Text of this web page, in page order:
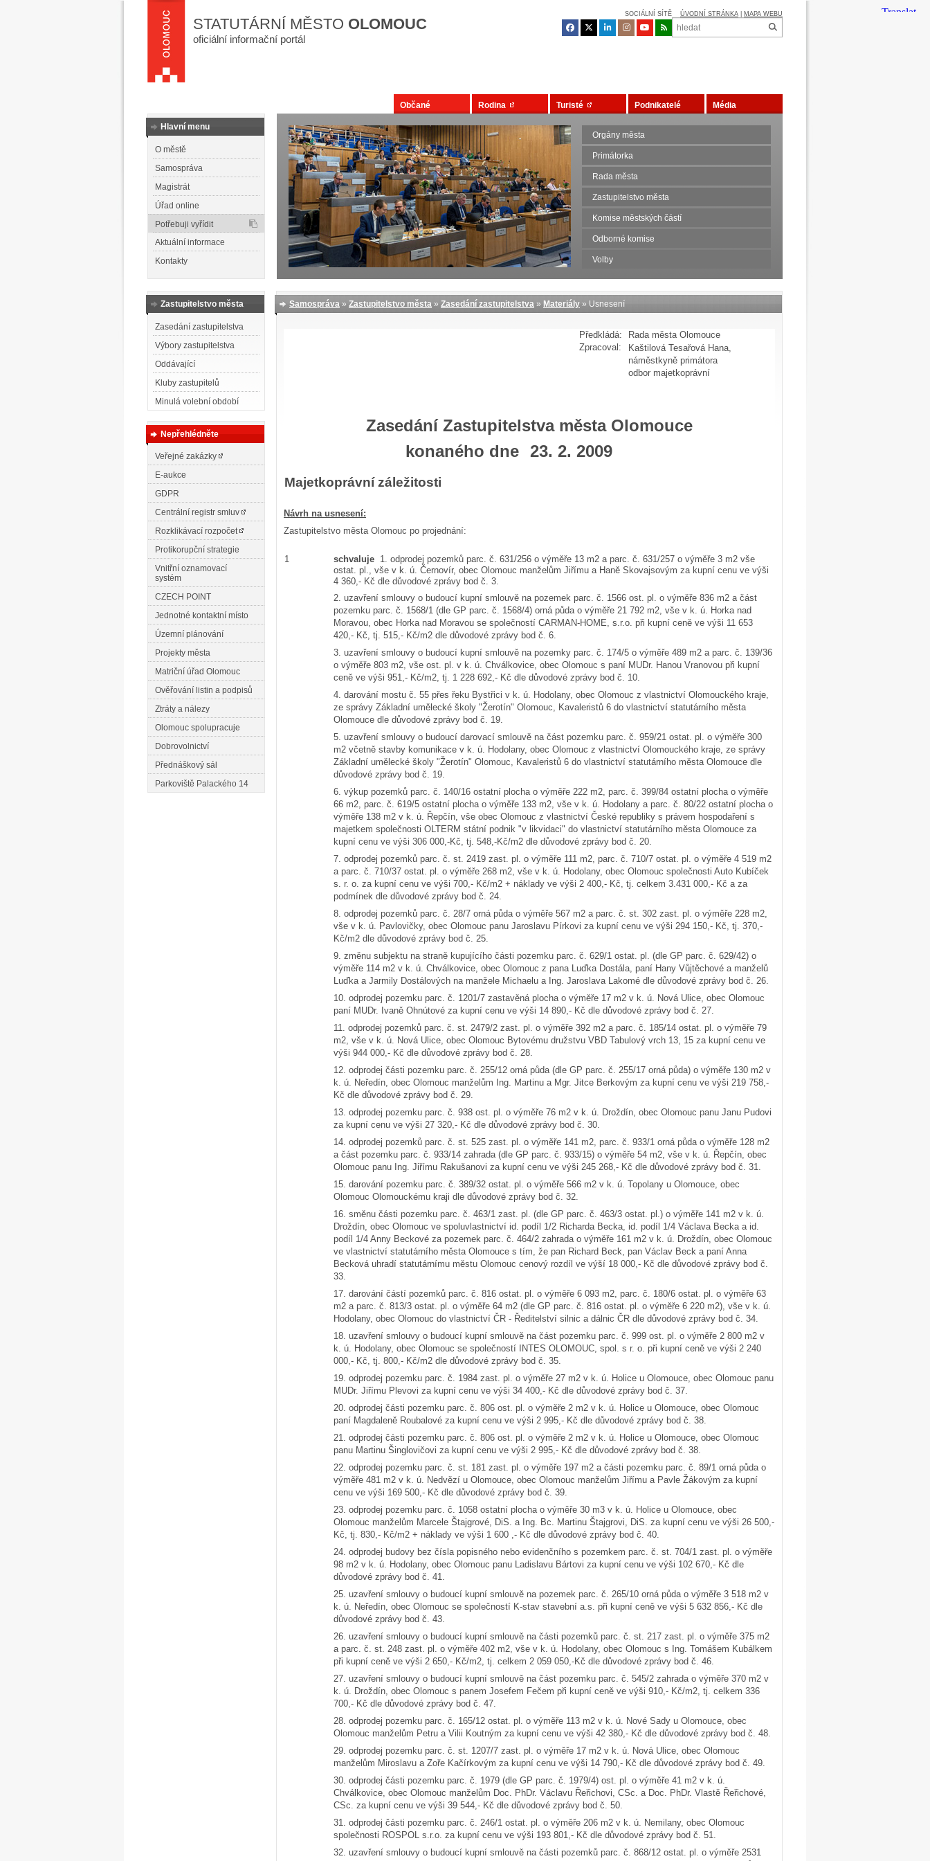
STATUTÁRNÍ MĚSTO OLOMOUC
oficiální informační portál
SOCIÁLNÍ SÍTĚ ÚVODNÍ STRÁNKA MAPA WEBU
Hlavní menu
O městě
Samospráva
Magistrát
Úřad online
Potřebuji vyřídit
Aktuální informace
Kontakty
Občané Rodina Turisté Podnikatelé Média
Orgány města
Primátorka
Rada města
Zastupitelstvo města
Komise městských částí
Odborné komise
Volby
Zastupitelstvo města
Zasedání zastupitelstva
Výbory zastupitelstva
Oddávající
Kluby zastupitelů
Minulá volební období
Nepřehlédněte
Veřejné zakázky
E-aukce
GDPR
Centrální registr smluv
Rozklikávací rozpočet
Protikorupční strategie
Vnitřní oznamovací
systém
CZECH POINT
Jednotné kontaktní místo
Územní plánování
Projekty města
Matriční úřad Olomouc
Ověřování listin a podpisů
Ztráty a nálezy
Olomouc spolupracuje
Dobrovolnictví
Přednáškový sál
Parkoviště Palackého 14
Samospráva » Zastupitelstvo města » Zasedání zastupitelstva » Materiály » Usnesení
Předkládá:
Rada města Olomouce
Zpracoval:
Kaštilová Tesařová Hana,
náměstkyně primátora
odbor majetkoprávní
Zasedání Zastupitelstva města Olomouce
konaného dne 23. 2. 2009
Majetkoprávní záležitosti
Návrh na usnesení:
Zastupitelstvo města Olomouc po projednání:
1 schvaluje 1. odprodej pozemků parc. č. 631/256 o výměře 13 m2 a parc. č. 631/257 o výměře 3 m2 vše
ostat. pl., vše v k. ú. Černovír, obec Olomouc manželům Jiřímu a Haně Skovajsovým za kupní cenu ve výši
4 360,- Kč dle důvodové zprávy bod č. 3.
2. uzavření smlouvy o budoucí kupní smlouvě na pozemek parc. č. 1566 ost. pl. o výměře 836 m2 a část
pozemku parc. č. 1568/1 (dle GP parc. č. 1568/4) orná půda o výměře 21 792 m2, vše v k. ú. Horka nad
Moravou, obec Horka nad Moravou se společností CARMAN-HOME, s.r.o. při kupní ceně ve výši 11 653
420,- Kč, tj. 515,- Kč/m2 dle důvodové zprávy bod č. 6.
3. uzavření smlouvy o budoucí kupní smlouvě na pozemky parc. č. 174/5 o výměře 489 m2 a parc. č. 139/36
o výměře 803 m2, vše ost. pl. v k. ú. Chválkovice, obec Olomouc s paní MUDr. Hanou Vranovou při kupní
ceně ve výši 951,- Kč/m2, tj. 1 228 692,- Kč dle důvodové zprávy bod č. 10.
4. darování mostu č. 55 přes řeku Bystřici v k. ú. Hodolany, obec Olomouc z vlastnictví Olomouckého kraje,
ze správy Základní umělecké školy "Žerotín" Olomouc, Kavaleristů 6 do vlastnictví statutárního města
Olomouce dle důvodové zprávy bod č. 19.
5. uzavření smlouvy o budoucí darovací smlouvě na část pozemku parc. č. 959/21 ostat. pl. o výměře 300
m2 včetně stavby komunikace v k. ú. Hodolany, obec Olomouc z vlastnictví Olomouckého kraje, ze správy
Základní umělecké školy "Žerotín" Olomouc, Kavaleristů 6 do vlastnictví statutárního města Olomouce dle
důvodové zprávy bod č. 19.
6. výkup pozemků parc. č. 140/16 ostatní plocha o výměře 222 m2, parc. č. 399/84 ostatní plocha o výměře
66 m2, parc. č. 619/5 ostatní plocha o výměře 133 m2, vše v k. ú. Hodolany a parc. č. 80/22 ostatní plocha o
výměře 138 m2 v k. ú. Řepčín, vše obec Olomouc z vlastnictví České republiky s právem hospodaření s
majetkem společnosti OLTERM státní podnik "v likvidaci" do vlastnictví statutárního města Olomouce za
kupní cenu ve výši 306 000,-Kč, tj. 548,-Kč/m2 dle důvodové zprávy bod č. 20.
7. odprodej pozemků parc. č. st. 2419 zast. pl. o výměře 111 m2, parc. č. 710/7 ostat. pl. o výměře 4 519 m2
a parc. č. 710/37 ostat. pl. o výměře 268 m2, vše v k. ú. Hodolany, obec Olomouc společnosti Auto Kubíček
s. r. o. za kupní cenu ve výši 700,- Kč/m2 + náklady ve výši 2 400,- Kč, tj. celkem 3.431 000,- Kč a za
podmínek dle důvodové zprávy bod č. 24.
8. odprodej pozemků parc. č. 28/7 orná půda o výměře 567 m2 a parc. č. st. 302 zast. pl. o výměře 228 m2,
vše v k. ú. Pavlovičky, obec Olomouc panu Jaroslavu Pírkovi za kupní cenu ve výši 294 150,- Kč, tj. 370,-
Kč/m2 dle důvodové zprávy bod č. 25.
9. změnu subjektu na straně kupujícího části pozemku parc. č. 629/1 ostat. pl. (dle GP parc. č. 629/42) o
výměře 114 m2 v k. ú. Chválkovice, obec Olomouc z pana Luďka Dostála, paní Hany Vůjtěchové a manželů
Luďka a Jarmily Dostálových na manžele Michaelu a Ing. Jaroslava Lakomé dle důvodové zprávy bod č. 26.
10. odprodej pozemku parc. č. 1201/7 zastavěná plocha o výměře 17 m2 v k. ú. Nová Ulice, obec Olomouc
paní MUDr. Ivaně Ohnútové za kupní cenu ve výši 14 890,- Kč dle důvodové zprávy bod č. 27.
11. odprodej pozemků parc. č. st. 2479/2 zast. pl. o výměře 392 m2 a parc. č. 185/14 ostat. pl. o výměře 79
m2, vše v k. ú. Nová Ulice, obec Olomouc Bytovému družstvu VBD Tabulový vrch 13, 15 za kupní cenu ve
výši 944 000,- Kč dle důvodové zprávy bod č. 28.
12. odprodej části pozemku parc. č. 255/12 orná půda (dle GP parc. č. 255/17 orná půda) o výměře 130 m2 v
k. ú. Neředín, obec Olomouc manželům Ing. Martinu a Mgr. Jitce Berkovým za kupní cenu ve výši 219 758,-
Kč dle důvodové zprávy bod č. 29.
13. odprodej pozemku parc. č. 938 ost. pl. o výměře 76 m2 v k. ú. Droždín, obec Olomouc panu Janu Pudovi
za kupní cenu ve výši 27 320,- Kč dle důvodové zprávy bod č. 30.
14. odprodej pozemků parc. č. st. 525 zast. pl. o výměře 141 m2, parc. č. 933/1 orná půda o výměře 128 m2
a část pozemku parc. č. 933/14 zahrada (dle GP parc. č. 933/15) o výměře 54 m2, vše v k. ú. Řepčín, obec
Olomouc panu Ing. Jiřímu Rakušanovi za kupní cenu ve výši 245 268,- Kč dle důvodové zprávy bod č. 31.
15. darování pozemku parc. č. 389/32 ostat. pl. o výměře 566 m2 v k. ú. Topolany u Olomouce, obec
Olomouc Olomouckému kraji dle důvodové zprávy bod č. 32.
16. směnu části pozemku parc. č. 463/1 zast. pl. (dle GP parc. č. 463/3 ostat. pl.) o výměře 141 m2 v k. ú.
Droždín, obec Olomouc ve spoluvlastnictví id. podíl 1/2 Richarda Becka, id. podíl 1/4 Václava Becka a id.
podíl 1/4 Anny Beckové za pozemek parc. č. 464/2 zahrada o výměře 161 m2 v k. ú. Droždín, obec Olomouc
ve vlastnictví statutárního města Olomouce s tím, že pan Richard Beck, pan Václav Beck a paní Anna
Becková uhradí statutárnímu městu Olomouc cenový rozdíl ve výší 18 000,- Kč dle důvodové zprávy bod č.
33.
17. darování částí pozemků parc. č. 816 ostat. pl. o výměře 6 093 m2, parc. č. 180/6 ostat. pl. o výměře 63
m2 a parc. č. 813/3 ostat. pl. o výměře 64 m2 (dle GP parc. č. 816 ostat. pl. o výměře 6 220 m2), vše v k. ú.
Hodolany, obec Olomouc do vlastnictví ČR - Ředitelství silnic a dálnic ČR dle důvodové zprávy bod č. 34.
18. uzavření smlouvy o budoucí kupní smlouvě na část pozemku parc. č. 999 ost. pl. o výměře 2 800 m2 v
k. ú. Hodolany, obec Olomouc se společností INTES OLOMOUC, spol. s r. o. při kupní ceně ve výši 2 240
000,- Kč, tj. 800,- Kč/m2 dle důvodové zprávy bod č. 35.
19. odprodej pozemku parc. č. 1984 zast. pl. o výměře 27 m2 v k. ú. Holice u Olomouce, obec Olomouc panu
MUDr. Jiřímu Plevovi za kupní cenu ve výši 34 400,- Kč dle důvodové zprávy bod č. 37.
20. odprodej části pozemku parc. č. 806 ost. pl. o výměře 2 m2 v k. ú. Holice u Olomouce, obec Olomouc
paní Magdaleně Roubalové za kupní cenu ve výši 2 995,- Kč dle důvodové zprávy bod č. 38.
21. odprodej části pozemku parc. č. 806 ost. pl. o výměře 2 m2 v k. ú. Holice u Olomouce, obec Olomouc
panu Martinu Šinglovičovi za kupní cenu ve výši 2 995,- Kč dle důvodové zprávy bod č. 38.
22. odprodej pozemku parc. č. st. 181 zast. pl. o výměře 197 m2 a části pozemku parc. č. 89/1 orná půda o
výměře 481 m2 v k. ú. Nedvězí u Olomouce, obec Olomouc manželům Jiřímu a Pavle Žákovým za kupní
cenu ve výši 169 500,- Kč dle důvodové zprávy bod č. 39.
23. odprodej pozemku parc. č. 1058 ostatní plocha o výměře 30 m3 v k. ú. Holice u Olomouce, obec
Olomouc manželům Marcele Štajgrové, DiS. a Ing. Bc. Martinu Štajgrovi, DiS. za kupní cenu ve výši 26 500,-
Kč, tj. 830,- Kč/m2 + náklady ve výši 1 600 ,- Kč dle důvodové zprávy bod č. 40.
24. odprodej budovy bez čísla popisného nebo evidenčního s pozemkem parc. č. st. 704/1 zast. pl. o výměře
98 m2 v k. ú. Hodolany, obec Olomouc panu Ladislavu Bártovi za kupní cenu ve výši 102 670,- Kč dle
důvodové zprávy bod č. 41.
25. uzavření smlouvy o budoucí kupní smlouvě na pozemek parc. č. 265/10 orná půda o výměře 3 518 m2 v
k. ú. Neředín, obec Olomouc se společností K-stav stavební a.s. při kupní ceně ve výši 5 632 856,- Kč dle
důvodové zprávy bod č. 43.
26. uzavření smlouvy o budoucí kupní smlouvě na části pozemků parc. č. st. 217 zast. pl. o výměře 375 m2
a parc. č. st. 248 zast. pl. o výměře 402 m2, vše v k. ú. Hodolany, obec Olomouc s Ing. Tomášem Kubálkem
při kupní ceně ve výši 2 650,- Kč/m2, tj. celkem 2 059 050,-Kč dle důvodové zprávy bod č. 46.
27. uzavření smlouvy o budoucí kupní smlouvě na část pozemku parc. č. 545/2 zahrada o výměře 370 m2 v
k. ú. Droždín, obec Olomouc s panem Josefem Fečem při kupní ceně ve výši 910,- Kč/m2, tj. celkem 336
700,- Kč dle důvodové zprávy bod č. 47.
28. odprodej pozemku parc. č. 165/12 ostat. pl. o výměře 113 m2 v k. ú. Nové Sady u Olomouce, obec
Olomouc manželům Petru a Vilii Koutným za kupní cenu ve výši 42 380,- Kč dle důvodové zprávy bod č. 48.
29. odprodej pozemku parc. č. st. 1207/7 zast. pl. o výměře 17 m2 v k. ú. Nová Ulice, obec Olomouc
manželům Miroslavu a Zoře Kačírkovým za kupní cenu ve výši 14 790,- Kč dle důvodové zprávy bod č. 49.
30. odprodej části pozemku parc. č. 1979 (dle GP parc. č. 1979/4) ost. pl. o výměře 41 m2 v k. ú.
Chválkovice, obec Olomouc manželům Doc. PhDr. Václavu Řeřichovi, CSc. a Doc. PhDr. Vlastě Řeřichové,
CSc. za kupní cenu ve výši 39 544,- Kč dle důvodové zprávy bod č. 50.
31. odprodej části pozemku parc. č. 246/1 ostat. pl. o výměře 206 m2 v k. ú. Nemilany, obec Olomouc
společnosti ROSPOL s.r.o. za kupní cenu ve výši 193 801,- Kč dle důvodové zprávy bod č. 51.
32. uzavření smlouvy o budoucí kupní smlouvě na části pozemků parc. č. 868/12 ostat. pl. o výměře 2531